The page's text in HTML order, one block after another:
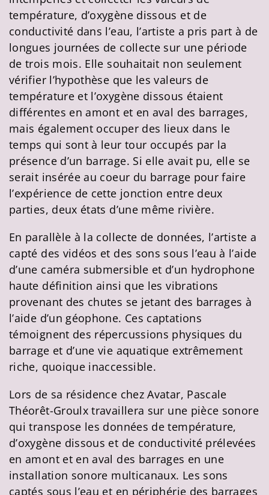
température, d’oxygène dissous et de
conductivité dans l’eau, l’artiste a pris part à de
longues journées de collecte sur une période
de trois mois. Elle souhaitait non seulement
vérifier l’hypothèse que les valeurs de
température et l’oxygène dissous étaient
différentes en amont et en aval des barrages,
mais également occuper des lieux dans le
temps qui sont à leur tour occupés par la
présence d’un barrage. Si elle avait pu, elle se
serait insérée au coeur du barrage pour faire
l’expérience de cette jonction entre deux
parties, deux états d’une même rivière.
En parallèle à la collecte de données, l’artiste a
capté des vidéos et des sons sous l’eau à l’aide
d’une caméra submersible et d’un hydrophone
haute définition ainsi que les vibrations
provenant des chutes se jetant des barrages à
l’aide d’un géophone. Ces captations
témoignent des répercussions physiques du
barrage et d’une vie aquatique extrêmement
riche, quoique inaccessible.
Lors de sa résidence chez Avatar, Pascale
Théorêt-Groulx travaillera sur une pièce sonore
qui transpose les données de température,
d’oxygène dissous et de conductivité prélevées
en amont et en aval des barrages en une
installation sonore multicanaux. Les sons
captés sous l’eau et en périphérie des barrages